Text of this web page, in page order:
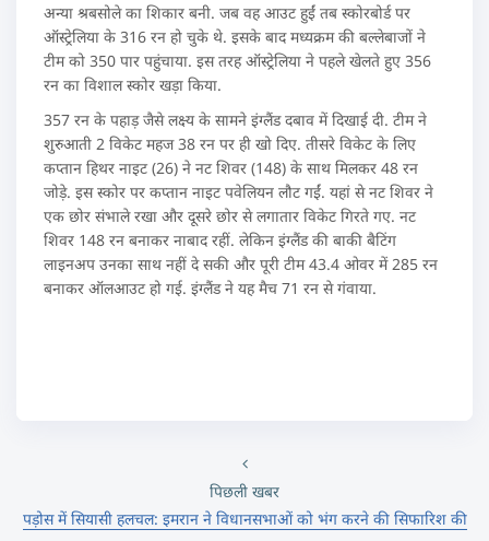
अन्या श्रबसोले का शिकार बनी. जब वह आउट हुईं तब स्कोरबोर्ड पर
ऑस्ट्रेलिया के 316 रन हो चुके थे. इसके बाद मध्यक्रम की बल्लेबाजों ने
टीम को 350 पार पहुंचाया. इस तरह ऑस्ट्रेलिया ने पहले खेलते हुए 356
रन का विशाल स्कोर खड़ा किया.
357 रन के पहाड़ जैसे लक्ष्य के सामने इंग्लैंड दबाव में दिखाई दी. टीम ने
शुरुआती 2 विकेट महज 38 रन पर ही खो दिए. तीसरे विकेट के लिए
कप्तान हिथर नाइट (26) ने नट शिवर (148) के साथ मिलकर 48 रन
जोड़े. इस स्कोर पर कप्तान नाइट पवेलियन लौट गईं. यहां से नट शिवर ने
एक छोर संभाले रखा और दूसरे छोर से लगातार विकेट गिरते गए. नट
शिवर 148 रन बनाकर नाबाद रहीं. लेकिन इंग्लैंड की बाकी बैटिंग
लाइनअप उनका साथ नहीं दे सकी और पूरी टीम 43.4 ओवर में 285 रन
बनाकर ऑलआउट हो गई. इंग्लैंड ने यह मैच 71 रन से गंवाया.
पिछली खबर
पड़ोस में सियासी हलचल: इमरान ने विधानसभाओं को भंग करने की सिफारिश की